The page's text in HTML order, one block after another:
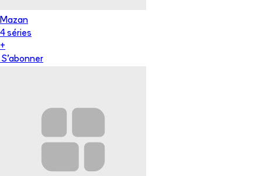
Mazan
4 séries
+
S'abonner